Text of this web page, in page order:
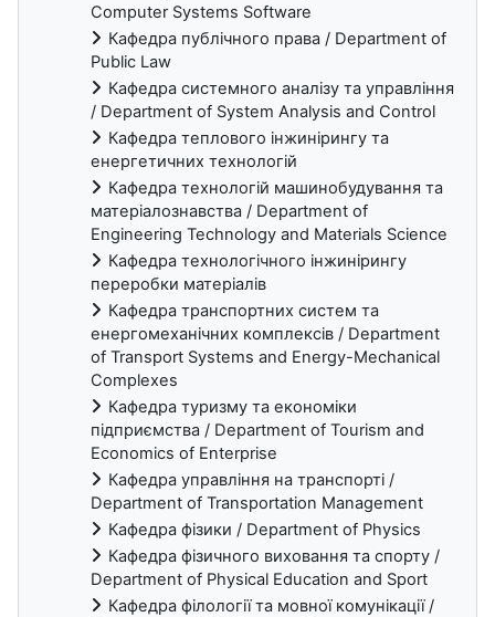
Computer Systems Software
Кафедра публічного права / Department of
Public Law
Кафедра системного аналізу та управління
/ Department of System Analysis and Control
Кафедра теплового інжинірингу та
енергетичних технологій
Кафедра технологій машинобудування та
матеріалознавства / Department of
Engineering Technology and Materials Science
Кафедра технологічного інжинірингу
переробки матеріалів
Кафедра транспортних систем та
енергомеханічних комплексів / Department
of Transport Systems and Energy-Mechanical
Complexes
Кафедра туризму та економіки
підприємства / Department of Tourism and
Economics of Enterprise
Кафедра управління на транспорті /
Department of Transportation Management
Кафедра фізики / Department of Physics
Кафедра фізичного виховання та спорту /
Department of Physical Education and Sport
Кафедра філології та мовної комунікації /